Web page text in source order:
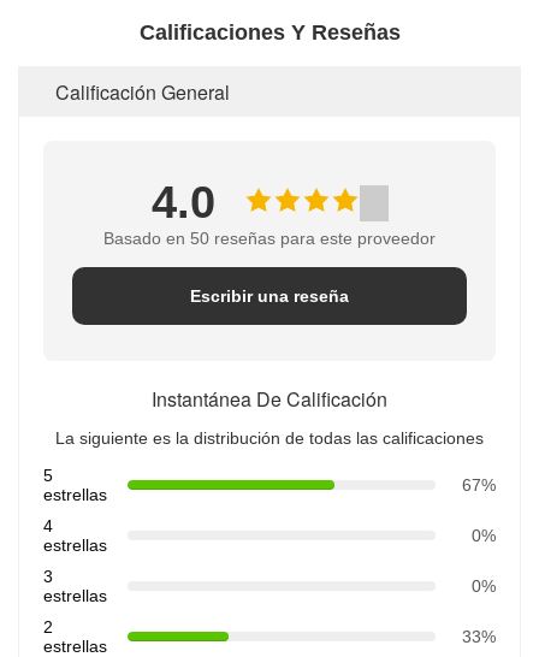
Calificaciones Y Reseñas
Calificación General
4.0
Basado en 50 reseñas para este proveedor
Escribir una reseña
Instantánea De Calificación
La siguiente es la distribución de todas las calificaciones
5
estrellas
67%
4
estrellas
0%
3
estrellas
0%
2
estrellas
33%